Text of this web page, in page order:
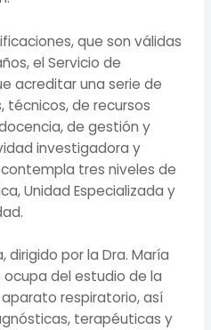
que son válidas
el Servicio de
acreditar una serie de
técnicos, de recursos
de gestión y
investigadora y
contempla tres niveles de
Unidad Especializada y
dirigido por la Dra. María
ocupa del estudio de la
respiratorio, así
terapéuticas y